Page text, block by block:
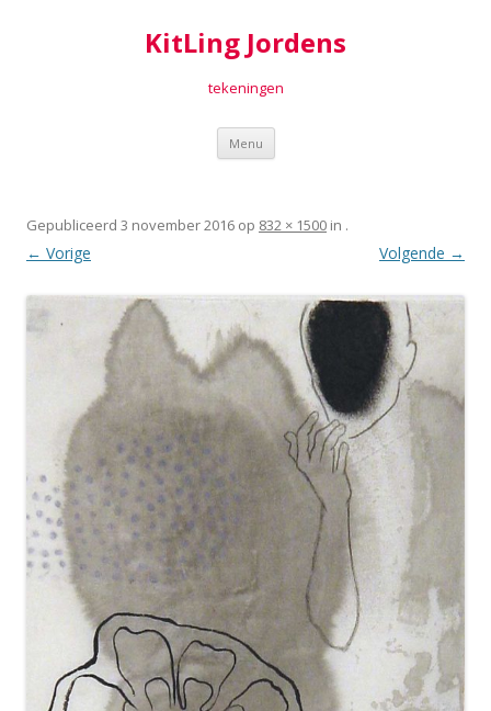
KitLing Jordens
tekeningen
Menu Spring
inhoud
Gepubliceerd 3 november 2016 op 832 × 1500 in .
← Vorige Volgende →